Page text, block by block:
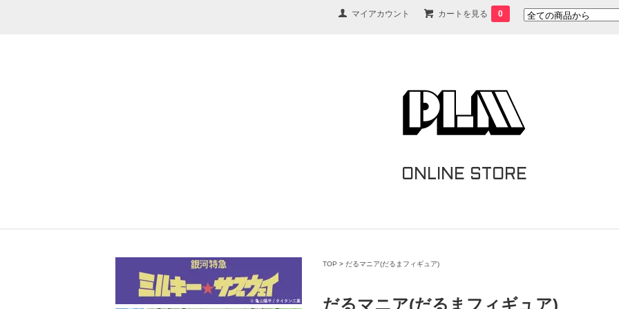
マイアカウント カートを見る 0
ONLINE STORE
TOP > だるマニア(だるまフィギュア)
だるマニア(だるまフィギュア)